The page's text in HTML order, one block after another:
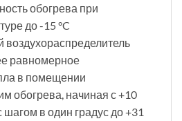
обогрева при
до -15 °C
равномерное
в помещении
обогрева, начиная с +10
шагом в один градус до +31